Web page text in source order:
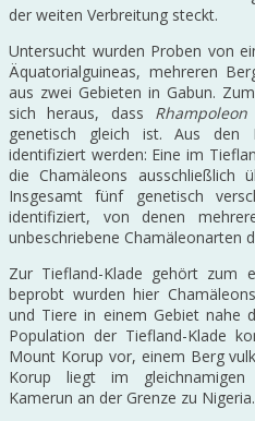
der weiten Verbreitung steckt.
Untersucht wurden Proben von
Äquatorialguineas, mehreren
aus zwei Gebieten in Gabun.
sich heraus, dass
genetisch gleich ist. Aus den
identifiziert werden: Eine im
die Chamäleons
Insgesamt fünf genetisch
identifiziert, von denen
unbeschriebene Chamäleonarten
Zur Tiefland-Klade gehört zum
beprobt wurden hier
und Tiere in einem Gebiet nahe
Population der Tiefland-Klade
Mount Korup vor, einem Berg
Korup liegt im gleichnamigen
Kamerun an der Grenze zu Nigeria.